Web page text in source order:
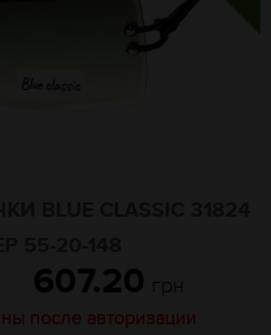
607.20 грн
после авторизации